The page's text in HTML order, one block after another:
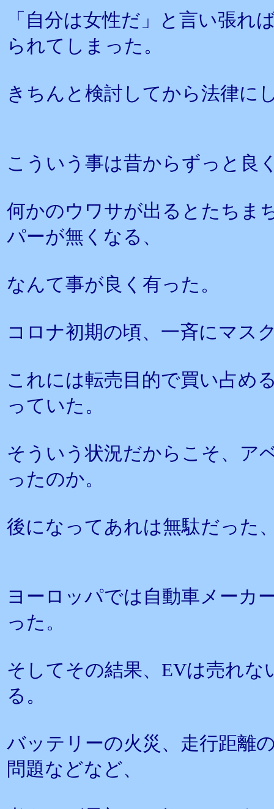
「自分は女性だ」と言い張れ
られてしまった。
きちんと検討してから法律に
こういう事は昔からずっと良
何かのウワサが出るとたちま
パーが無くなる、
なんて事が良く有った。
コロナ初期の頃、一斉にマス
これには転売目的で買い占め
っていた。
そういう状況だからこそ、ア
ったのか。
後になってあれは無駄だった
ヨーロッパでは自動車メーカ
った。
そしてその結果、EVは売れ
る。
バッテリーの火災、走行距離
問題などなど、